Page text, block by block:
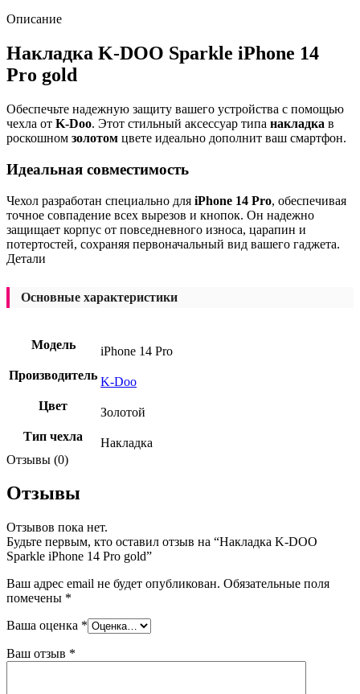
Описание
Накладка K-DOO Sparkle iPhone 14
Pro gold
Обеспечьте надежную защиту вашего устройства с помощью
чехла от K-Doo. Этот стильный аксессуар типа накладка в
роскошном золотом цвете идеально дополнит ваш смартфон.
Идеальная совместимость
Чехол разработан специально для iPhone 14 Pro, обеспечивая
точное совпадение всех вырезов и кнопок. Он надежно
защищает корпус от повседневного износа, царапин и
потертостей, сохраняя первоначальный вид вашего гаджета.
Детали
Основные характеристики
Модель
iPhone 14 Pro
Производитель K-Doo
Цвет
Золотой
Тип чехла
Накладка
Отзывы (0)
Отзывы
Отзывов пока нет.
Будьте первым, кто оставил отзыв на “Накладка K-DOO
Sparkle iPhone 14 Pro gold”
Ваш адрес email не будет опубликован. Обязательные поля
помечены *
Ваша оценка *
Ваш отзыв *